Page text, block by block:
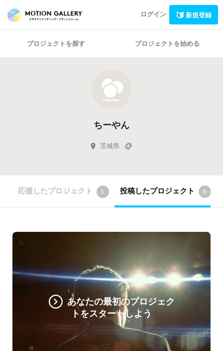
ログイン 新規登録
プロジェクトを探す プロジェクトを始める
ちーやん
茨城県
応援したプロジェクト 1 投稿したプロジェクト 0
あなたの最初のプロジェク
トをスタートしよう